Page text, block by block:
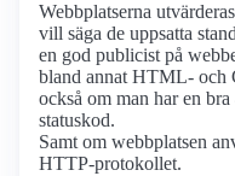
Webbplatserna
vill säga de uppsatta
en god publicist på
bland annat HTML- och
också om man har en
statuskod.
Samt om webbplatsen
HTTP-protokollet.